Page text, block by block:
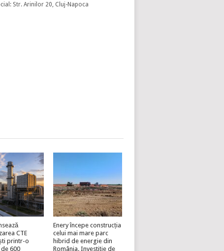
Str. Arinilor 20, Cluj-Napoca
CTE
printr-o
600
Enery începe construcția
celui mai mare parc
hibrid de energie din
România. Investiție de